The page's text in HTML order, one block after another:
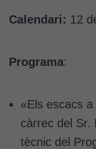
Calendari: 12
Programa:
«Els escacs
càrrec del Sr.
tècnic del